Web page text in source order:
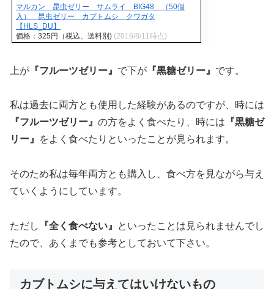
マルカン 昆虫ゼリー サムライ BIG48 （50個
入） 昆虫ゼリー カブトムシ クワガタ
【HLS_DU】
価格：325円（税込、送料別) (2016/8/11時点)
上が 『フルーツゼリー』 で下が 『黒糖ゼリー』 です。
私は過去に両方とも使用した経験があるのですが、時には
『フルーツゼリー』 の方をよく食べたり、時には 『黒糖ゼ
リー』
をよく食べたりといったことが見られます。
そのため私は毎年両方とも購入し、食べ方を見ながら与え
ていくようにしています。
ただし 『全く食べない』
といったことは見られませんでし
たので、あくまでも参考としておいて下さい。
カブトムシに与えてはいけないもの